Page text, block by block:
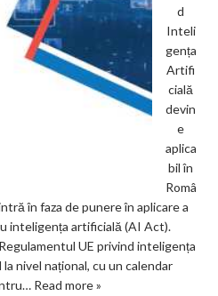
d
Inteli
gența
Artifi
cială
devin
e
aplica
bil în
Româ
în faza de punere în aplicare a
inteligența artificială (AI Act).
UE privind inteligența
nivel național, cu un calendar
Read more »